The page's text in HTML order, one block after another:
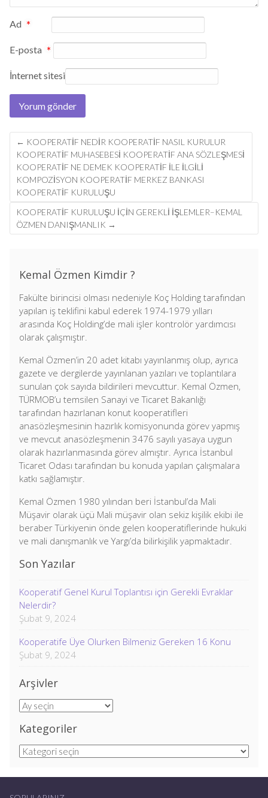
Ad *
E-posta *
İnternet sitesi
Post
navigation
← KOOPERATIF NEDIR KOOPERATIF NASIL KURULUR
KOOPERATIF MUHASEBESI KOOPERATIF ANA SÖZLEŞMESI
KOOPERATIF NE DEMEK KOOPERATIF ILE ILGILI
KOMPOZISYON KOOPERATIF MERKEZ BANKASI
KOOPERATIF KURULUŞU
KOOPERATİF KURULUŞU İÇİN GEREKLİ İŞLEMLER–KEMAL
ÖZMEN DANIŞMANLIK →
Kemal Özmen Kimdir ?
Fakülte birincisi olması nedeniyle Koç Holding tarafından
yapılan iş teklifini kabul ederek 1974-1979 yılları
arasında Koç Holding’de mali işler kontrolör yardımcısı
olarak çalışmıştır.
Kemal Özmen’in 20 adet kitabı yayınlanmış olup, ayrıca
gazete ve dergilerde yayınlanan yazıları ve toplantılara
sunulan çok sayıda bildirileri mevcuttur. Kemal Özmen,
TÜRMOB’u temsilen Sanayi ve Ticaret Bakanlığı
tarafından hazırlanan konut kooperatifleri
anasözleşmesinin hazırlık komisyonunda görev yapmış
ve mevcut anasözleşmenin 3476 sayılı yasaya uygun
olarak hazırlanmasında görev almıştır. Ayrıca İstanbul
Ticaret Odası tarafından bu konuda yapılan çalışmalara
katkı sağlamıştır.
Kemal Özmen 1980 yılından beri İstanbul’da Mali
Müşavir olarak üçü Mali müşavir olan sekiz kişilik ekibi ile
beraber Türkiyenin önde gelen kooperatiflerinde hukuki
ve mali danışmanlık ve Yargı’da bilirkişilik yapmaktadır.
Son Yazılar
Kooperatif Genel Kurul Toplantısı için Gerekli Evraklar
Nelerdir?
Şubat 9, 2024
Kooperatife Üye Olurken Bilmeniz Gereken 16 Konu
Şubat 9, 2024
Arşivler
Arşivler
Kategoriler
Kategoriler